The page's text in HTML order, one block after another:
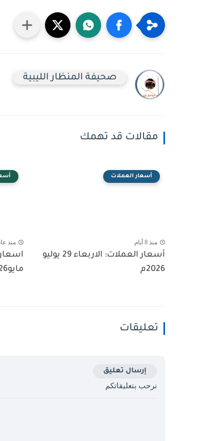
صحيفة المنظار الليبية
مقالات قد تهمك
أسعار العملات
منذ 8 أيام
أسعار العملات: الاربعاء 29 يوليو
2026م
منذ
مايو2026م
تعليقات
إرسال تعليق
نرحب بتعليقاتكم